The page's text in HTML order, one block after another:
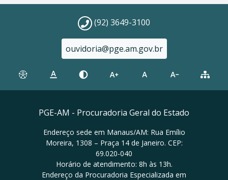
(92) 3649-3100
ouvidoria@pge.am.gov.br
PGE-AM - Procuradoria Geral do Estado
Endereço sede em Manaus/AM: Rua Emílio
Moreira, 1308 – Praça 14 de Janeiro. CEP:
69.020-040
Horário de atendimento: 8h às 13h.
Endereço da Procuradoria Especializada em